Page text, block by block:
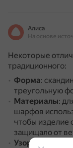
Алиса
Некоторые
традиционного:
Форма:
треугольную
Материалы:
шарфов
чтобы изделие
защищало от
Узоры
: